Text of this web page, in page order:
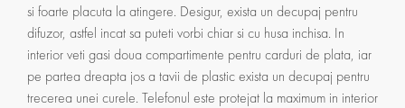
si foarte placuta la atingere. Desigur, exista un decupaj pentru
difuzor, astfel incat sa puteti vorbi chiar si cu husa inchisa. In
interior veti gasi doua compartimente pentru carduri de plata, iar
pe partea dreapta jos a tavii de plastic exista un decupaj pentru
trecerea unei curele. Telefonul este protejat la maximum in interior